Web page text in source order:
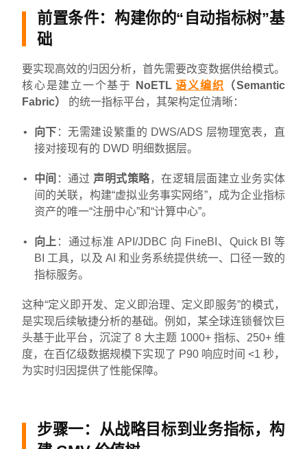
前置条件：构建你的“自动指标树”基
础
要实现高效的归因分析，首先需要改变数据供给模式。
核心是建立一个基于
NoETL语义编织
（Semantic
Fabric）
的统一指标平台，其架构定位清晰：
向下 ：无需建设繁重的 DWS/ADS 层物理宽表，直
接对接现有的 DWD 明细数据层。
中间 ：通过 声明式策略，在逻辑层面建立业务实体
间的关联，构建“虚拟业务事实网络”，成为企业指标
资产的唯一“注册中心”和“计算中心”。
向上 ：通过标准 API/JDBC 向 FineBI、Quick BI 等
BI 工具，以及 AI 和业务系统提供统一、口径一致的
指标服务。
这种“定义即开发、定义即治理、定义即服务”的模式，
是实现后续敏捷分析的基础。例如，某全球连锁餐饮巨
头基于此平台，沉淀了 8 大主题 1000+ 指标、250+ 维
度，在百亿级数据规模下实现了 P90 响应时间 <1 秒，
为实时归因提供了性能保障。
步骤一：从战略目标到业务指标，构